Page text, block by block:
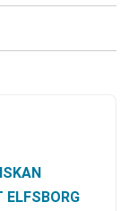
ELFSBORG